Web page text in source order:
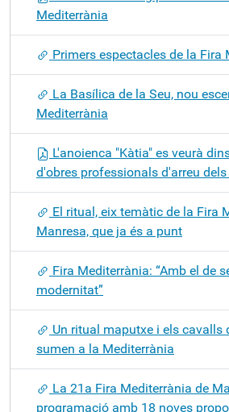
Mediterrània
Primers espectacles de la Fira
La Basílica de la Seu, nou
Mediterrània
L'anoienca "Kàtia" es veurà
d'obres professionals d'arreu
El ritual, eix temàtic de la Fira
Manresa, que ja és a punt
Fira Mediterrània: “Amb el de
modernitat”
Un ritual maputxe i els cavalls
sumen a la Mediterrània
La 21a Fira Mediterrània de
programació amb 18 noves